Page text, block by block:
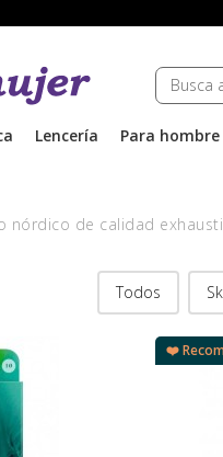
Lencería Para hombre
nórdico de calidad
Todos
❤️